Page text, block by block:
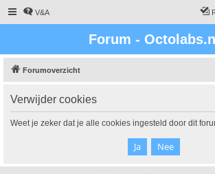
V&A
Forum - Octolabs.nl
Forumoverzicht
Verwijder cookies
Weet je zeker dat je alle cookies ingesteld door dit